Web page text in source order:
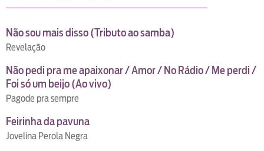
Não sou mais disso (Tributo ao samba)
Revelação
Não pedi pra me apaixonar / Amor / No Rádio / Me perdi /
Foi só um beijo (Ao vivo)
Pagode pra sempre
Feirinha da pavuna
Jovelina Perola Negra